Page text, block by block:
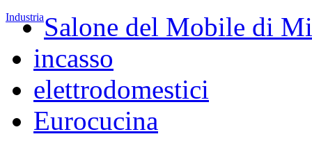
IndustriaSalone del Mobile di
incasso
elettrodomestici
Eurocucina